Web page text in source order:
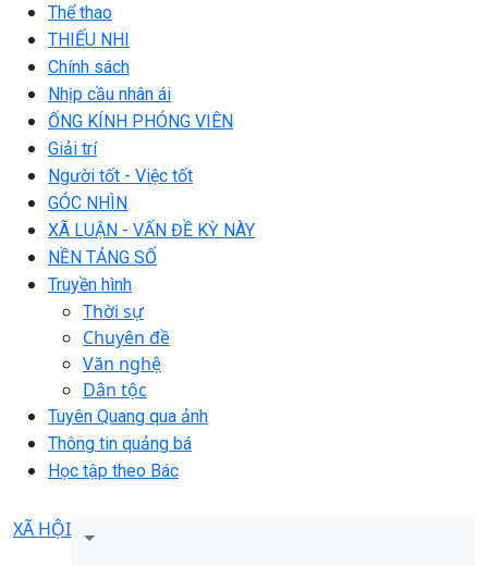
Thể thao
THIẾU NHI
Chính sách
Nhịp cầu nhân ái
ỐNG KÍNH PHÓNG VIÊN
Giải trí
Người tốt - Việc tốt
GÓC NHÌN
XÃ LUẬN - VẤN ĐỀ KỲ NÀY
NỀN TẢNG SỐ
Truyền hình
Thời sự
Chuyên đề
Văn nghệ
Dân tộc
Tuyên Quang qua ảnh
Thông tin quảng bá
Học tập theo Bác
XÃ HỘI